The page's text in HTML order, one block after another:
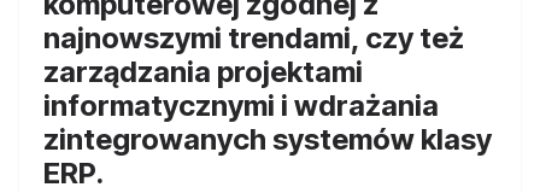
najnowszymi trendami, czy też
zarządzania projektami
informatycznymi i wdrażania
zintegrowanych systemów klasy
ERP.